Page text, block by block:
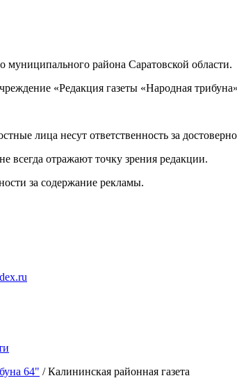
района Саратовской области.
«Редакция газеты «Народная
лица несут ответственность за
всегда отражают точку зрения редакции.
за содержание рекламы.
64" / Калининская районная газета